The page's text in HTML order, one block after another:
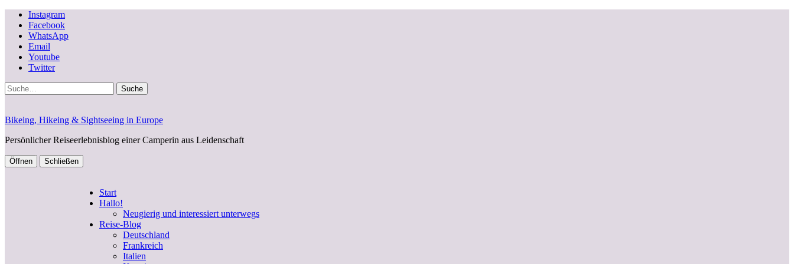
Instagram
Facebook
WhatsApp
Email
Youtube
Twitter
Suche
Bikeing, Hikeing & Sightseeing in Europe
Persönlicher Reiseerlebnisblog einer Camperin aus Leidenschaft
Öffnen Schließen
Start
Hallo!
Neugierig und interessiert unterwegs
Reise-Blog
Deutschland
Frankreich
Italien